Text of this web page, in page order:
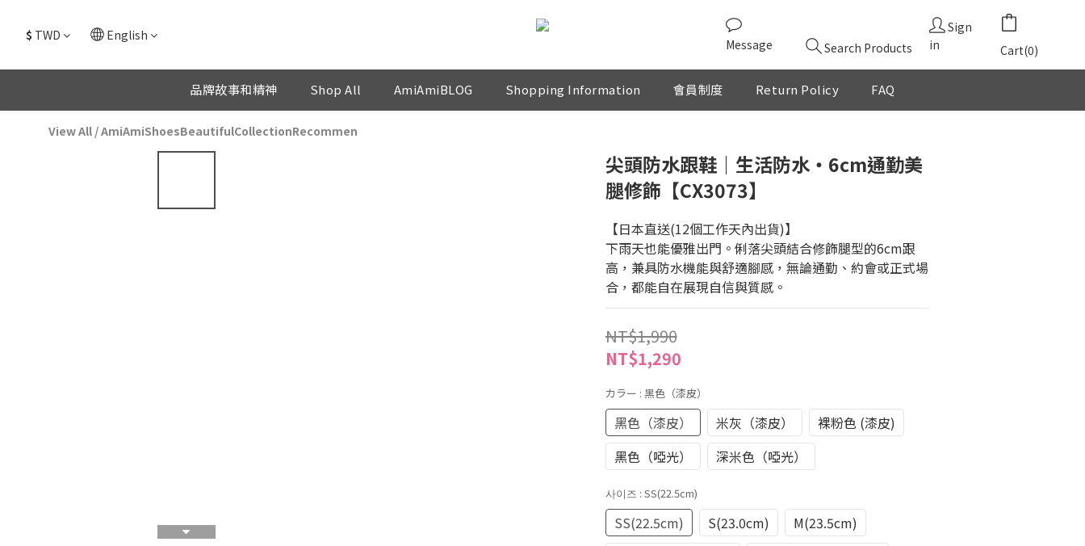
$ TWD English
Message Search Products
Sign
in
Cart(0)
品牌故事和精神 Shop All AmiAmiBLOG Shopping Information 會員制度 Return Policy FAQ
View All /AmiAmiShoesBeautifulCollectionRecommen
尖頭防水跟鞋｜生活防水・6cm通勤美
腿修飾【CX3073】
【日本直送(12個工作天內出貨)】
下雨天也能優雅出門。俐落尖頭結合修飾腿型的6cm跟
高，兼具防水機能與舒適腳感，無論通勤、約會或正式場
合，都能自在展現自信與質感。
NT$1,990
NT$1,290
カラー : 黑色（漆皮）
黑色（漆皮） 米灰（漆皮）
裸粉色 (漆皮)
黑色（啞光）
深米色（啞光）
사이즈 : SS(22.5cm)
SS(22.5cm) S(23.0cm)
M(23.5cm)